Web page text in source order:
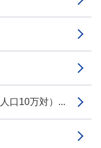
口10万対）...